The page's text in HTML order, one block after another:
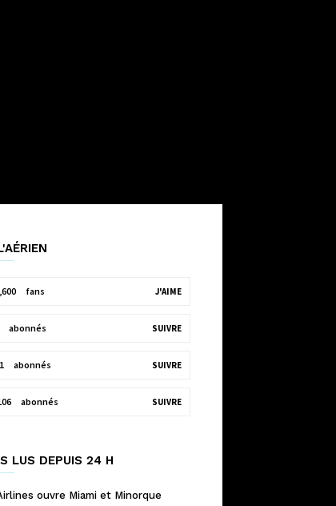
fans J'AIME
abonnés SUIVRE
abonnés SUIVRE
abonnés SUIVRE
LUS DEPUIS 24 H
ouvre Miami et Minorque